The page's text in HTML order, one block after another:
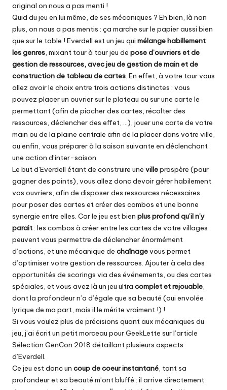
original on nous a pas menti !
Quid du jeu en lui même, de ses mécaniques ? Eh bien, là non
plus, on nous a pas mentis : ça marche sur le papier aussi bien
que sur le table ! Everdell est un jeu qui mélange habillement
les genres, mixant tour à tour jeu de pose d’ouvriers et de
gestion de ressources, avec jeu de gestion de main et de
construction de tableau de cartes. En effet, à votre tour vous
allez avoir le choix entre trois actions distinctes : vous
pouvez placer un ouvrier sur le plateau ou sur une carte le
permettant (afin de piocher des cartes, récolter des
ressources, déclencher des effet, …), jouer une carte de votre
main ou de la plaine centrale afin de la placer dans votre ville,
ou enfin, vous préparer à la saison suivante en déclenchant
une action d’inter-saison.
Le but d’Everdell étant de construire une villeprospère (pour
gagner des points), vous allez donc devoir gérer habilement
vos ouvriers, afin de disposer des ressources nécessaires
pour poser des cartes et créer des combos et une bonne
synergie entre elles. Car le jeu est bien plus profond qu’il n’y
parait: les combos à créer entre les cartes de votre villages
peuvent vous permettre de déclencher énormément
d’actions, et une mécanique de chaînagevous permet
d’optimiser votre gestion de ressources. Ajouter à cela des
opportunités de scorings via des événements, ou des cartes
spéciales, et vous avez là un jeu ultra complet et rejouable,
dont la profondeur n’a d’égale que sa beauté (oui envolée
lyrique de ma part, mais il le mérite vraiment !) !
Si vous voulez plus de précisions quant aux mécaniques du
jeu, j’ai écrit un petit morceau pour GeekLette sur l’article
Sélection GenCon 2018 détaillant plusieurs aspects
d’Everdell.
Ce jeu est donc un coup de coeur instantané, tant sa
profondeur et sa beauté m’ont bluffé : il arrive directement